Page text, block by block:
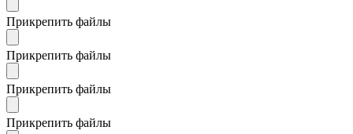
Прикрепить файлы
Прикрепить файлы
Прикрепить файлы
Прикрепить файлы